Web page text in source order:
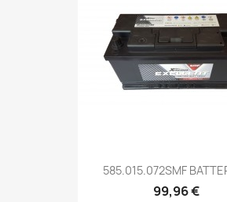
585.015.072SMF
99,96 €